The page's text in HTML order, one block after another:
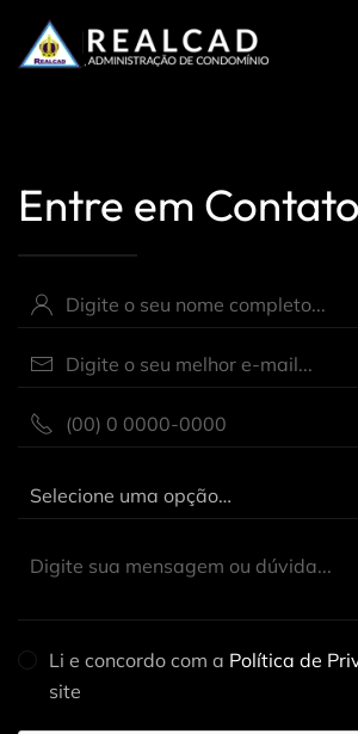
Skip to main content
Entre em Contato
Li e concordo com a Política de
site